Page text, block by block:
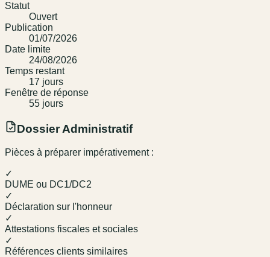
Statut
Ouvert
Publication
01/07/2026
Date limite
24/08/2026
Temps restant
17 jours
Fenêtre de réponse
55 jours
Dossier Administratif
Pièces à préparer impérativement :
✓
DUME ou DC1/DC2
✓
Déclaration sur l'honneur
✓
Attestations fiscales et sociales
✓
Références clients similaires